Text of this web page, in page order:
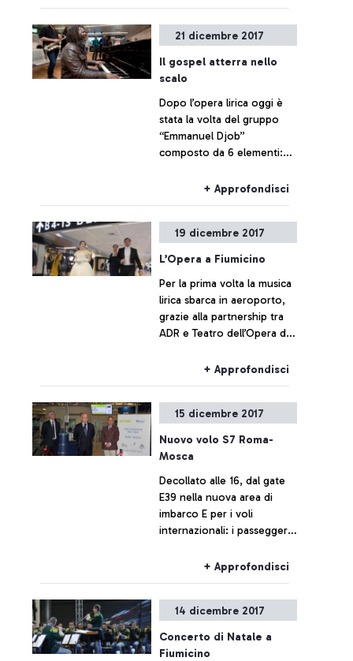
aerospaziale che Esa ha
lanciato su Marte nel 2016
21 dicembre 2017
Il gospel atterra nello
scalo
Dopo l’opera lirica oggi è
stata la volta del gruppo
“Emmanuel Djob”
composto da 6 elementi:
“Silent Night”, “Oh Happy
Day” ed altri classici.
+ Approfondisci
19 dicembre 2017
L’Opera a Fiumicino
Per la prima volta la musica
lirica sbarca in aeroporto,
grazie alla partnership tra
ADR e Teatro dell’Opera di
programma di eventi
musicali per i passeggeri
per il 2018
+ Approfondisci
15 dicembre 2017
Nuovo volo S7 Roma-
Mosca
Decollato alle 16, dal gate
E39 nella nuova area di
imbarco E per i voli
internazionali: i passeggeri
moderno aeromobile
Airbus A320
+ Approfondisci
14 dicembre 2017
Concerto di Natale a
Fiumicino